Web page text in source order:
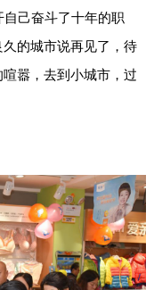
己奋斗了十年的职
的城市说再见了，待
嚣，去到小城市，过